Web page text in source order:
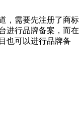
，需要先注册了商标
进行品牌备案，而在
也可以进行品牌备